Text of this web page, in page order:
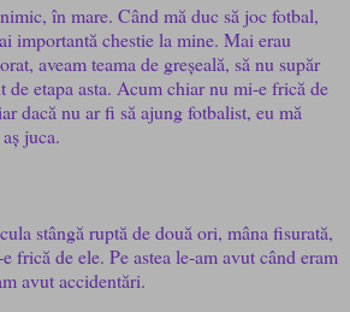
în mare. Când mă duc să joc fotbal,
importantă chestie la mine. Mai erau
aveam teama de greșeală, să nu supăr
de etapa asta. Acum chiar nu mi-e frică de
dacă nu ar fi să ajung fotbalist, eu mă
juca.
stângă ruptă de două ori, mâna fisurată,
frică de ele. Pe astea le-am avut când eram
avut accidentări.